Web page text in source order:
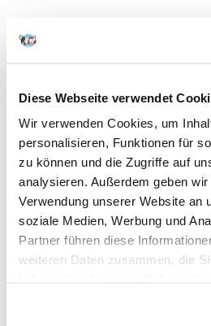
Diese Webseite verwendet
Wir verwenden Cookies, um
personalisieren, Funktionen für
zu können und die Zugriffe auf
analysieren. Außerdem geben
Verwendung unserer Website an
soziale Medien, Werbung und
Partner führen diese
weiteren Daten zusammen, die
Wirkstoffe enthält: Birken- und
Weizenkeimöl. Glycerin und D-
dem Austrocknen, spenden Feuchtigkeit
Weizenkeimöl regeneriert trockenes und
reinigt und erfrischt die Haut und
gesundes Aussehen und
entzündungshemmende Wirkung und
elastischer. Es lindert Hautreizungen und